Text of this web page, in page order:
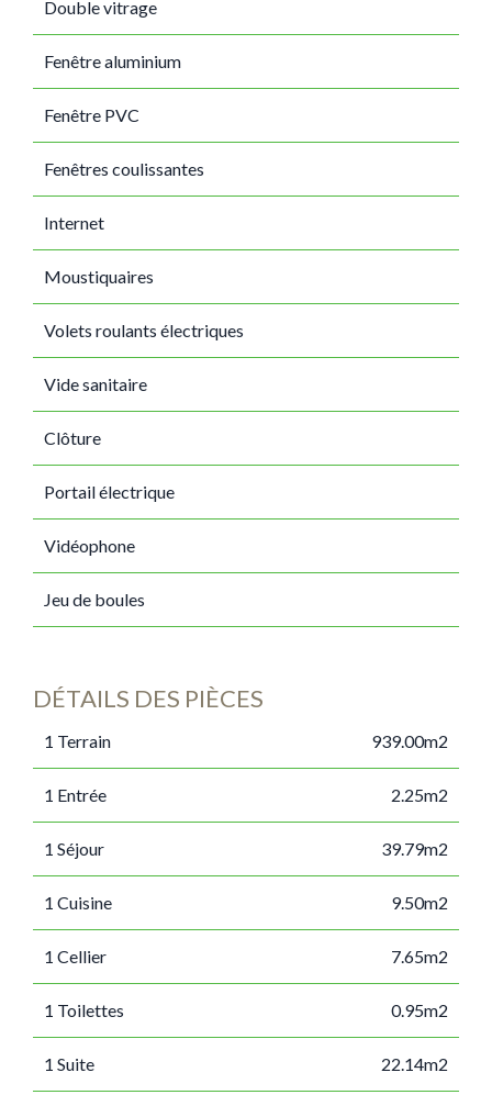
Double vitrage
Fenêtre aluminium
Fenêtre PVC
Fenêtres coulissantes
Internet
Moustiquaires
Volets roulants électriques
Vide sanitaire
Clôture
Portail électrique
Vidéophone
Jeu de boules
DÉTAILS DES PIÈCES
1 Terrain 939.00m2
1 Entrée 2.25m2
1 Séjour 39.79m2
1 Cuisine 9.50m2
1 Cellier 7.65m2
1 Toilettes 0.95m2
1 Suite 22.14m2